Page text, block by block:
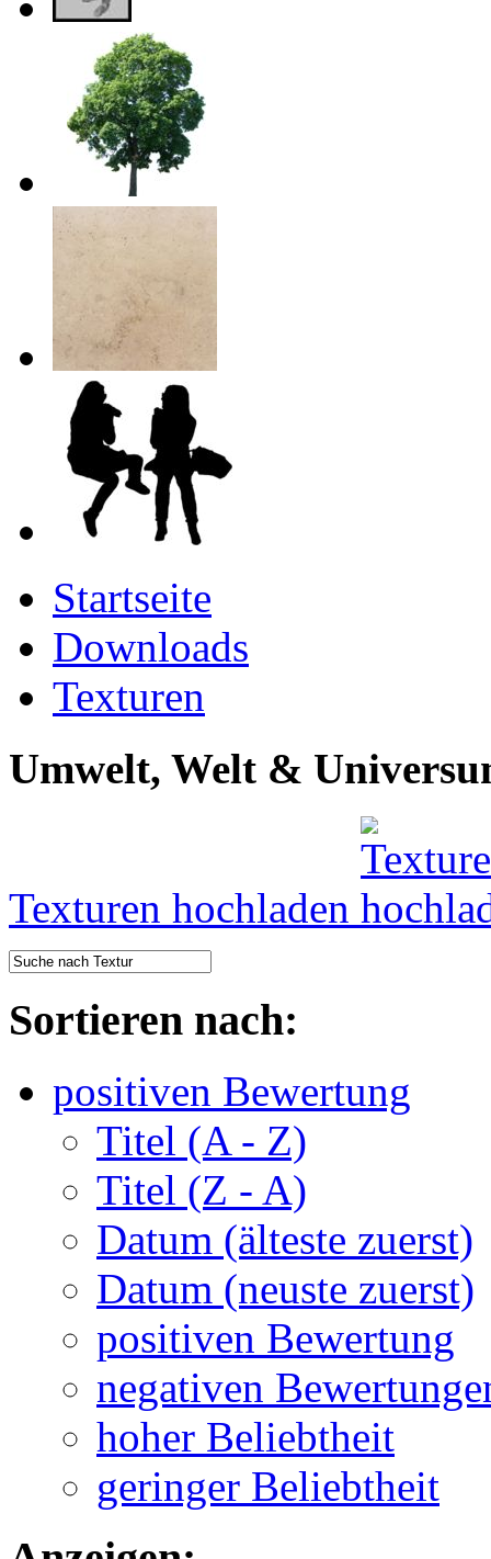
Startseite
Downloads
Texturen
Umwelt, Welt &
Texturen hochladen
Sortieren nach:
positiven Bewertung
Titel (A - Z)
Titel (Z - A)
Datum (älteste zuerst)
Datum (neuste zuerst)
positiven Bewertung
negativen
hoher Beliebtheit
geringer Beliebtheit